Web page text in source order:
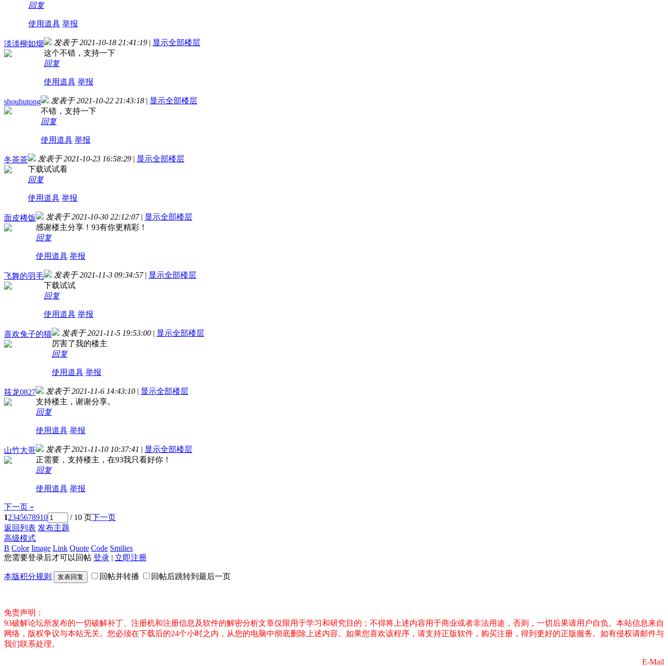
回复
使用道具 举报
淡淡柳如烟 发表于 2021-10-18 21:41:19 | 显示全部楼层
这个不错，支持一下
回复
使用道具 举报
shouhutong 发表于 2021-10-22 21:43:18 | 显示全部楼层
不错，支持一下
回复
使用道具 举报
冬茶茶 发表于 2021-10-23 16:58:29 | 显示全部楼层
下载试试看
回复
使用道具 举报
面皮稀饭 发表于 2021-10-30 22:12:07 | 显示全部楼层
感谢楼主分享！93有你更精彩！
回复
使用道具 举报
飞舞的羽毛 发表于 2021-11-3 09:34:57 | 显示全部楼层
下载试试
回复
使用道具 举报
喜欢兔子的猫 发表于 2021-11-5 19:53:00 | 显示全部楼层
厉害了我的楼主
回复
使用道具 举报
筱龙0827 发表于 2021-11-6 14:43:10 | 显示全部楼层
支持楼主，谢谢分享。
回复
使用道具 举报
山竹大哥 发表于 2021-11-10 10:37:41 | 显示全部楼层
正需要，支持楼主，在93我只看好你！
回复
使用道具 举报
下一页 »
12345678910 / 10 页下一页
返回列表 发布主题
高级模式
B Color Image Link Quote Code Smilies
您需要登录后才可以回帖 登录 | 立即注册
本版积分规则 发表回复 回帖并转播 回帖后跳转到最后一页
免责声明：
93破解论坛所发布的一切破解补丁、注册机和注册信息及软件的解密分析文章仅限用于学习和研究目的；不得将上述内容用于商业或者非法用途，否则，一切后果请用户自负。本站信息来自
网络，版权争议与本站无关。您必须在下载后的24个小时之内，从您的电脑中彻底删除上述内容。如果您喜欢该程序，请支持正版软件，购买注册，得到更好的正版服务。如有侵权请邮件与
我们联系处理。
E-Mail